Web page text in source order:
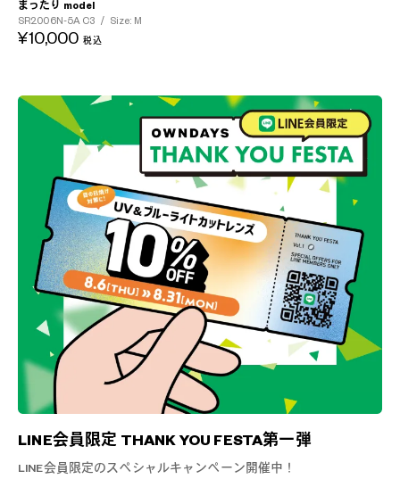
LINE会員限定 THANK YOU FESTA第一弾
LINE会員限定のスペシャルキャンペーン開催中！
まったり model
SR2006N-5A C3 / Size: M
¥10,000 税込